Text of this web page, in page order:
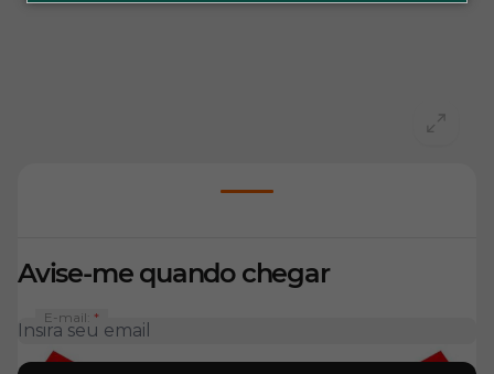
Avise-me quando chegar
E-mail: